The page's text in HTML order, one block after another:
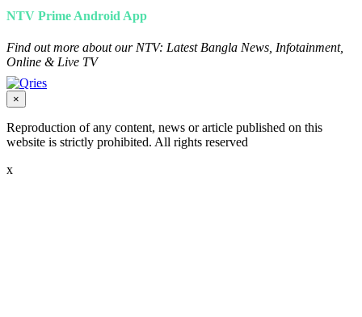
NTV Prime Android App
Find out more about our NTV: Latest Bangla News, Infotainment,
Online & Live TV
×
Reproduction of any content, news or article published on this
website is strictly prohibited. All rights reserved
x